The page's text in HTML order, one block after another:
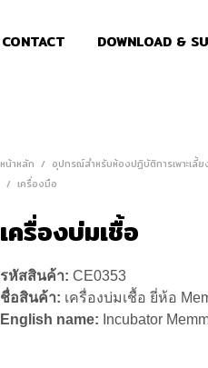
CONTACT DOWNLOAD &
หน้าหลัก / อุปกรณ์สำหรับห้องปฏิบัติการเพาะเลี้ย
/ เครื่องมือ
เครื่องบ่มเชื้อ
รหัสสินค้า: CE0353
ชื่อสินค้า: เครื่องบ่มเชื้อ ยี่ห้อ
English name: Incubator